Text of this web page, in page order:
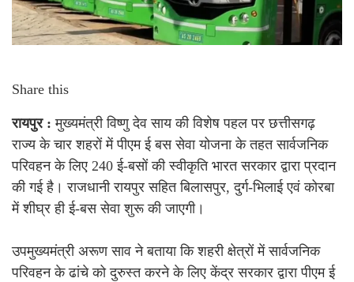
Share this
रायपुर : मुख्यमंत्री विष्णु देव साय की विशेष पहल पर छत्तीसगढ़
राज्य के चार शहरों में पीएम ई बस सेवा योजना के तहत सार्वजनिक
परिवहन के लिए 240 ई-बसों की स्वीकृति भारत सरकार द्वारा प्रदान
की गई है। राजधानी रायपुर सहित बिलासपुर, दुर्ग-भिलाई एवं कोरबा
में शीघ्र ही ई-बस सेवा शुरू की जाएगी।
उपमुख्यमंत्री अरूण साव ने बताया कि शहरी क्षेत्रों में सार्वजनिक
परिवहन के ढांचे को दुरुस्त करने के लिए केंद्र सरकार द्वारा पीएम ई